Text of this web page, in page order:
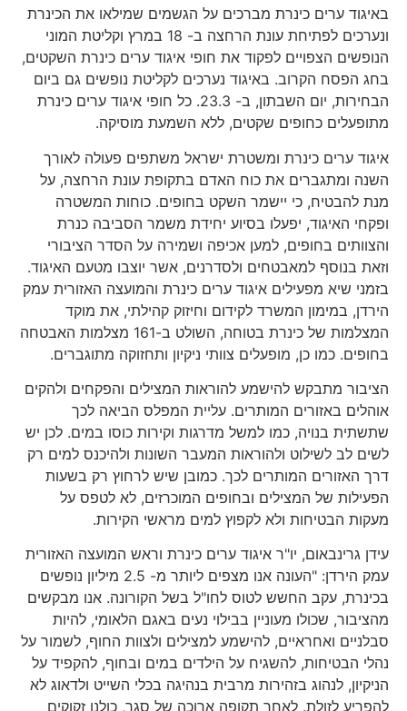
באיגוד ערים כינרת מברכים על הגשמים שמילאו את הכינרת
ונערכים לפתיחת עונת הרחצה ב- 18 במרץ וקליטת המוני
הנופשים הצפויים לפקוד את חופי איגוד ערים כינרת השקטים,
בחג הפסח הקרוב. באיגוד נערכים לקליטת נופשים גם ביום
הבחירות, יום השבתון, ב- 23.3. כל חופי איגוד ערים כינרת
מתופעלים כחופים שקטים, ללא השמעת מוסיקה.
איגוד ערים כינרת ומשטרת ישראל משתפים פעולה לאורך
השנה ומתגברים את כוח האדם בתקופת עונת הרחצה, על
מנת להבטיח, כי יישמר השקט בחופים. כוחות המשטרה
ופקחי האיגוד, יפעלו בסיוע יחידת משמר הסביבה כנרת
והצוותים בחופים, למען אכיפה ושמירה על הסדר הציבורי
וזאת בנוסף למאבטחים ולסדרנים, אשר יוצבו מטעם האיגוד.
בזמני שיא מפעילים איגוד ערים כינרת והמועצה האזורית עמק
הירדן, במימון המשרד לקידום וחיזוק קהילתי, את מוקד
המצלמות של כינרת בטוחה, השולט ב-161 מצלמות האבטחה
בחופים. כמו כן, מופעלים צוותי ניקיון ותחזוקה מתוגברים.
הציבור מתבקש להישמע להוראות המצילים והפקחים ולהקים
אוהלים באזורים המותרים. עליית המפלס הביאה לכך
שתשתית בנויה, כמו למשל מדרגות וקירות כוסו במים. לכן יש
לשים לב לשילוט ולהוראות המעבר השונות ולהיכנס למים רק
דרך האזורים המותרים לכך. כמובן שיש לרחוץ רק בשעות
הפעילות של המצילים ובחופים המוכרזים, לא לטפס על
מעקות הבטיחות ולא לקפוץ למים מראשי הקירות.
עידן גרינבאום, יו"ר איגוד ערים כינרת וראש המועצה האזורית
עמק הירדן: "העונה אנו מצפים ליותר מ- 2.5 מיליון נופשים
בכינרת, עקב החשש לטוס לחו"ל בשל הקורונה. אנו מבקשים
מהציבור, שכולו מעוניין בבילוי נעים באגם הלאומי, להיות
סבלניים ואחראיים, להישמע למצילים ולצוות החוף, לשמור על
נהלי הבטיחות, להשגיח על הילדים במים ובחוף, להקפיד על
הניקיון, לנהוג בזהירות מרבית בנהיגה בכלי השייט ולדאוג לא
להפריע לזולת. לאחר תקופה ארוכה של סגר, כולנו זקוקים